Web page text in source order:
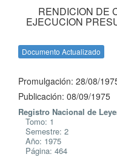
RENDICION DE
EJECUCION
Documento Actualizado
Promulgación: 28/08/
Publicación: 08/09/1975
Registro Nacional de
Tomo: 1
Semestre: 2
Año: 1975
Página: 464